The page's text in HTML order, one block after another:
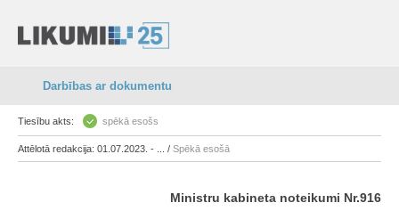
Darbības ar dokumentu
Tiesību akts: spēkā esošs
Attēlotā redakcija: 01.07.2023. - ... / Spēkā esošā
Ministru kabineta noteikumi Nr.916